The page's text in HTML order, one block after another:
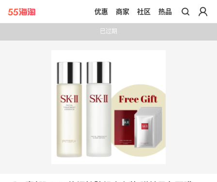
带你去官网买正品
优惠 商家 社区 热品
已过期